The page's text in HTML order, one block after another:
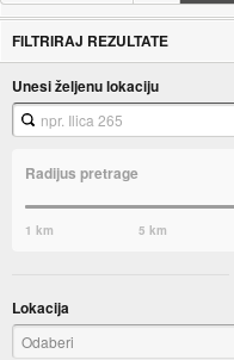
FILTRIRAJ REZULTATE
Unesi željenu lokaciju
Radijus pretrage
1 km 5 km
Lokacija
Odaberi